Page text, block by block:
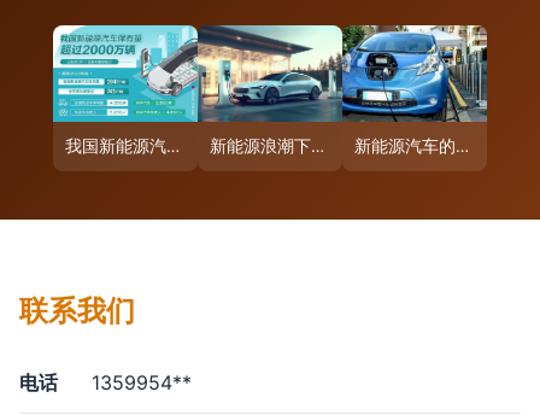
我国新能源汽车保有量突破2000万辆 绿色出行的新里程碑 新能源浪潮下的汽车革命 新能源汽车的崛起与未来 新能源汽车的定义与深度解析
联系我们
电话 1359954**